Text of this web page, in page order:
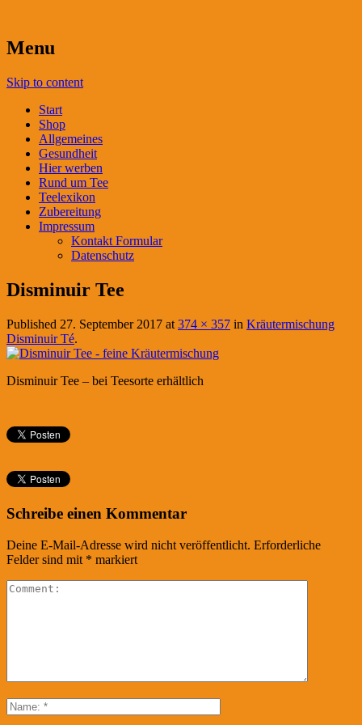
Menu
Skip to content
Start
Shop
Allgemeines
Gesundheit
Hier werben
Rund um Tee
Teelexikon
Zubereitung
Impressum
Kontakt Formular
Datenschutz
Disminuir Tee
Published 27. September 2017 at 374 × 357 in Kräutermischung
Disminuir Té.
Disminuir Tee – bei Teesorte erhältlich
Schreibe einen Kommentar
Deine E-Mail-Adresse wird nicht veröffentlicht. Erforderliche
Felder sind mit * markiert